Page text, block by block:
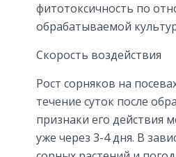
фитотоксичность по
обрабатываемой
Скорость воздействия
Рост сорняков на
течение суток после
признаки его действия
уже через 3-4 дня. В